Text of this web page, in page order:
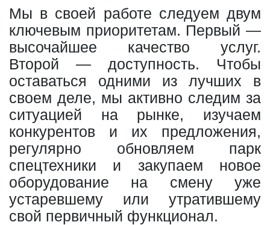
Мы в своей работе следуем двум
ключевым приоритетам. Первый —
высочайшее качество услуг.
Второй — доступность. Чтобы
оставаться одними из лучших в
своем деле, мы активно следим за
ситуацией на рынке, изучаем
конкурентов и их предложения,
регулярно обновляем парк
спецтехники и закупаем новое
оборудование на смену уже
устаревшему или утратившему
свой первичный функционал.